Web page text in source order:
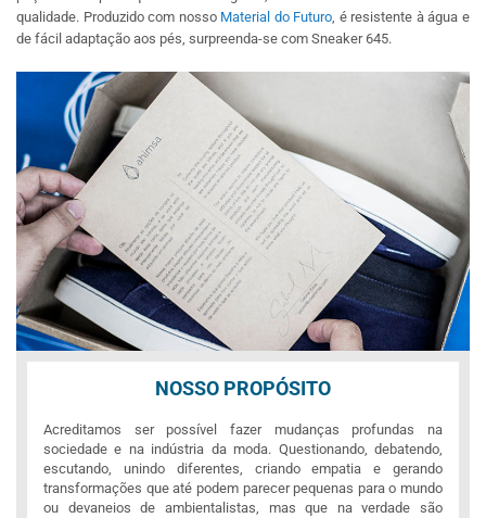
qualidade. Produzido com nosso Material do Futuro , é resistente à água e
de fácil adaptação aos pés, surpreenda-se com Sneaker 645.
NOSSO PROPÓSITO
Acreditamos ser possível fazer mudanças profundas na
sociedade e na indústria da moda. Questionando, debatendo,
escutando, unindo diferentes, criando empatia e gerando
transformações que até podem parecer pequenas para o mundo
ou devaneios de ambientalistas, mas que na verdade são